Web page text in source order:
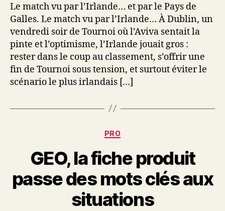
Le match vu par l’Irlande… et par le Pays de
Galles. Le match vu par l’Irlande… À Dublin, un
vendredi soir de Tournoi où l’Aviva sentait la
pinte et l’optimisme, l’Irlande jouait gros :
rester dans le coup au classement, s’offrir une
fin de Tournoi sous tension, et surtout éviter le
scénario le plus irlandais […]
Catégories
PRO
GEO, la fiche produit
passe des mots clés aux
situations